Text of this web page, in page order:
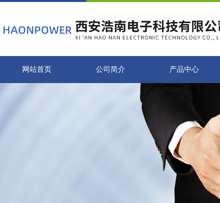
网站首页 公司简介 产品中心